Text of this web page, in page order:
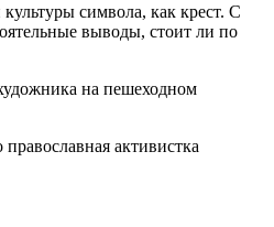
символа, как крест. С
выводы, стоит ли по
на пешеходном
активистка